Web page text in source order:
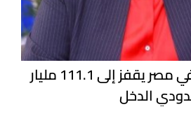
التمويل العقاري في مصر يقفز إلى 111.1 مليار